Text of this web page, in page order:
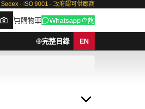
Sedex · ISO 9001 · 政府認可供應商
購物車 Whatsapp查詢
完整目錄 EN